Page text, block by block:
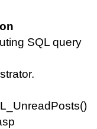
SQL query